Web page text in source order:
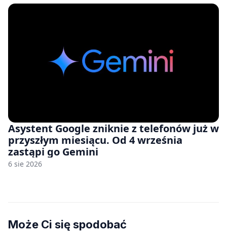
Asystent Google zniknie z telefonów już w
przyszłym miesiącu. Od 4 września
zastąpi go Gemini
6 sie 2026
Może Ci się spodobać